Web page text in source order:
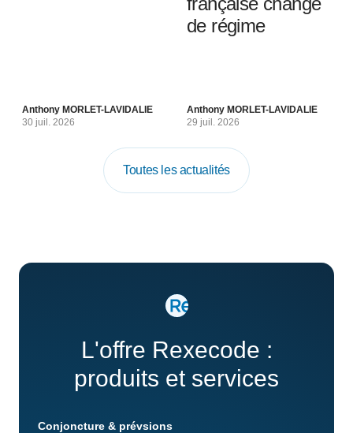
Anthony MORLET-LAVIDALIE
30 juil. 2026
de régime
Anthony MORLET-LAVIDALIE
29 juil. 2026
Toutes les actualités
L'offre Rexecode :
produits et services
Conjoncture & prévsions